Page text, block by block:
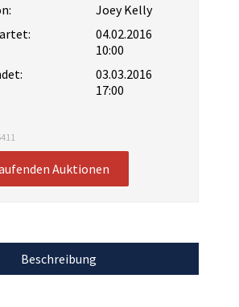
Joey Kelly
04.02.2016
10:00
03.03.2016
17:00
Auktionen
Beschreibung